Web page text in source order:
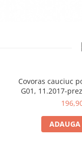
Covoras cauciuc
G01, 11.2017-
ADAUGA